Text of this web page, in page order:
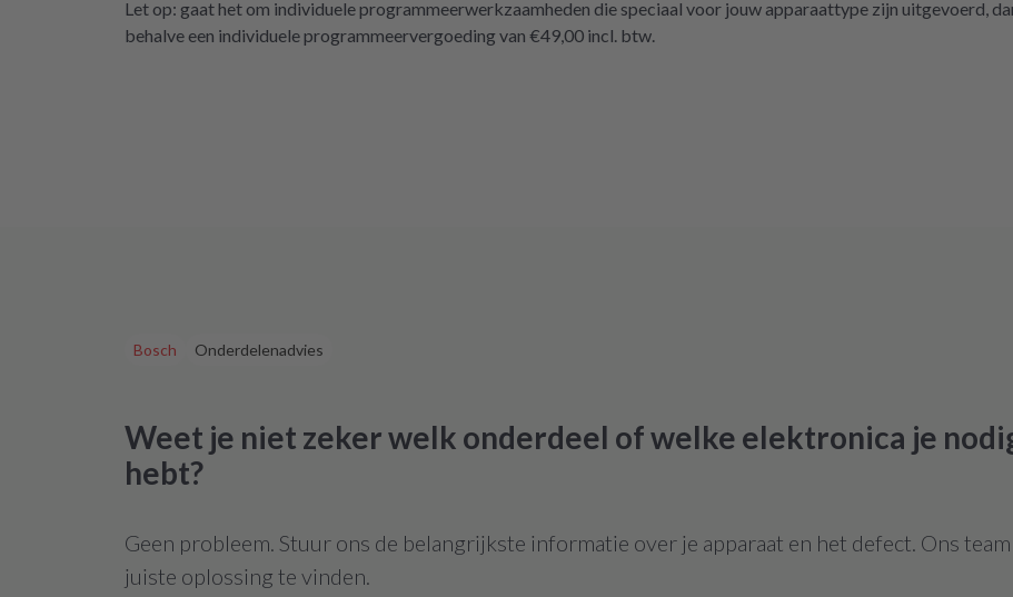
repartly zurückgreifen müssen. Aber gut zu wissen,
dass es diese Möglichkeit gibt! Werden wir
Let op: gaat het om individuele programmeerwerkzaamheden die speciaal voor jouw apparaattype zijn uitgevoerd,
behalve een individuele programmeervergoeding van €49,00 incl. btw.
Bosch Onderdelenadvies
Weet je niet zeker welk onderdeel of welke elektronica je
hebt?
Geen probleem. Stuur ons de belangrijkste informatie over je apparaat en het defect. Ons
juiste oplossing te vinden.